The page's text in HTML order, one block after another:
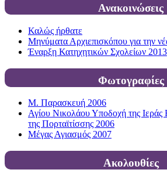
Ανακοινώσεις
Καλώς ήρθατε
Μηνύματα Αρχιεπισκόπου για την
Έναρξη Κατηχητικών Σχολείων 2013
Φωτογραφίες
Μ. Παρασκευή 2006
Αγίου Νικολάου Υποδοχή της Ιεράς
της Πορταϊτίσσης 2006
Μέγας Αγιασμός 2007
Ακολουθίες